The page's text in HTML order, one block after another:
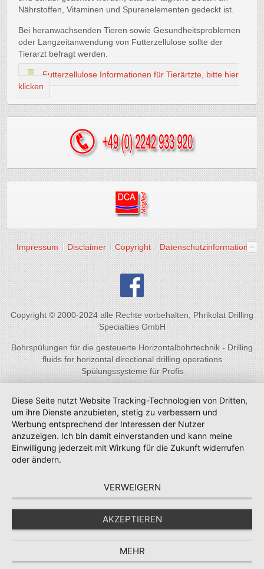
Nährstoffen, Vitaminen und Spurenelementen gedeckt ist.
Bei heranwachsenden Tieren sowie Gesundheitsproblemen
oder Langzeitanwendung von Futterzellulose sollte der
Tierarzt befragt werden.
Futterzellulose Informationen für Tierärtzte, bitte hier
klicken
Impressum Disclaimer Copyright Datenschutzinformation
Copyright © 2000-2024 alle Rechte vorbehalten, Phrikolat Drilling
Specialties GmbH
Bohrspülungen für die gesteuerte Horizontalbohrtechnik - Drilling
fluids for horizontal directional drilling operations
Spülungssysteme für Profis
Diese Seite nutzt Website Tracking-Technologien von Dritten,
um ihre Dienste anzubieten, stetig zu verbessern und
Werbung entsprechend der Interessen der Nutzer
anzuzeigen. Ich bin damit einverstanden und kann meine
Einwilligung jederzeit mit Wirkung für die Zukunft widerrufen
oder ändern.
VERWEIGERN
AKZEPTIEREN
MEHR